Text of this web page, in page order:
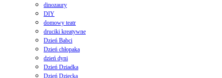
dinozaury
DIY
domowy teatr
druciki kreatywne
Dzień Babci
Dzień chłopaka
dzień dyni
Dzień Dziadka
Dzień Dziecka